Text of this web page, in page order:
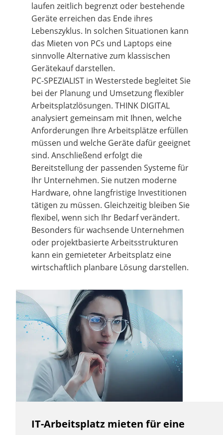
laufen zeitlich begrenzt oder bestehende
Geräte erreichen das Ende ihres
Lebenszyklus. In solchen Situationen kann
das Mieten von PCs und Laptops eine
sinnvolle Alternative zum klassischen
Gerätekauf darstellen.
PC-SPEZIALIST in Westerstede begleitet Sie
bei der Planung und Umsetzung flexibler
Arbeitsplatzlösungen. THINK DIGITAL
analysiert gemeinsam mit Ihnen, welche
Anforderungen Ihre Arbeitsplätze erfüllen
müssen und welche Geräte dafür geeignet
sind. Anschließend erfolgt die
Bereitstellung der passenden Systeme für
Ihr Unternehmen. Sie nutzen moderne
Hardware, ohne langfristige Investitionen
tätigen zu müssen. Gleichzeitig bleiben Sie
flexibel, wenn sich Ihr Bedarf verändert.
Besonders für wachsende Unternehmen
oder projektbasierte Arbeitsstrukturen
kann ein gemieteter Arbeitsplatz eine
wirtschaftlich planbare Lösung darstellen.
IT-Arbeitsplatz mieten für eine